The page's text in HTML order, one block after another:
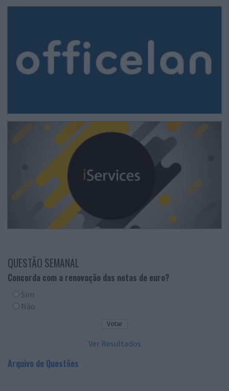
QUESTÃO SEMANAL
Concorda com a renovação das notas de euro?
Sim
Não
Ver Resultados
Arquivo de Questões